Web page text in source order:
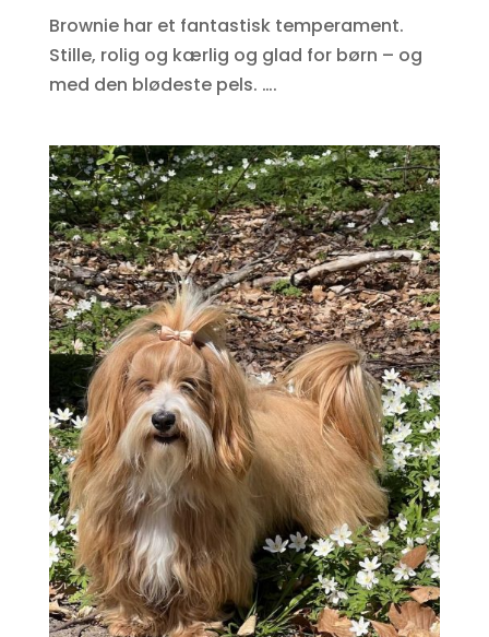
Brownie har et fantastisk temperament.
Stille, rolig og kærlig og glad for børn – og
med den blødeste pels. ….